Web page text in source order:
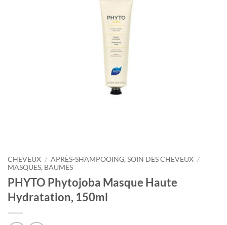
CHEVEUX / APRÈS-SHAMPOOING, SOIN DES CHEVEUX /
MASQUES, BAUMES
PHYTO Phytojoba Masque Haute
Hydratation, 150ml